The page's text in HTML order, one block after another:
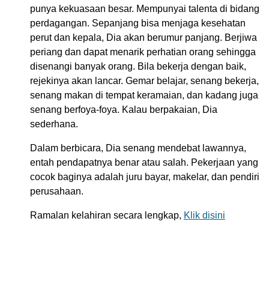
punya kekuasaan besar. Mempunyai talenta di bidang
perdagangan. Sepanjang bisa menjaga kesehatan
perut dan kepala, Dia akan berumur panjang. Berjiwa
periang dan dapat menarik perhatian orang sehingga
disenangi banyak orang. Bila bekerja dengan baik,
rejekinya akan lancar. Gemar belajar, senang bekerja,
senang makan di tempat keramaian, dan kadang juga
senang berfoya-foya. Kalau berpakaian, Dia
sederhana.
Dalam berbicara, Dia senang mendebat lawannya,
entah pendapatnya benar atau salah. Pekerjaan yang
cocok baginya adalah juru bayar, makelar, dan pendiri
perusahaan.
Ramalan kelahiran secara lengkap, Klik disini